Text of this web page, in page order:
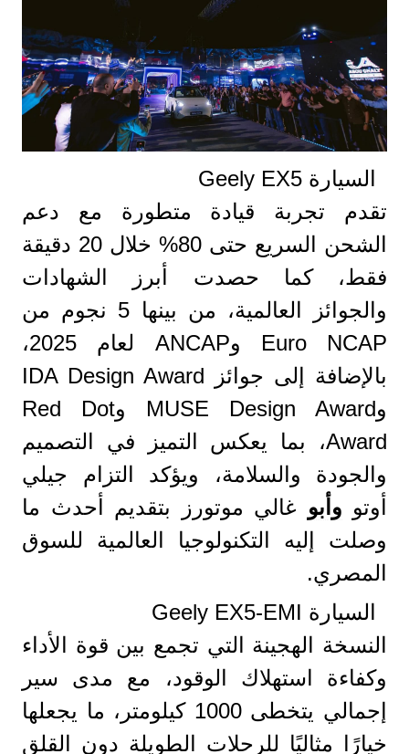
السيارة Geely EX5
تقدم تجربة قيادة متطورة مع دعم
الشحن السريع حتى 80% خلال 20 دقيقة
فقط، كما حصدت أبرز الشهادات
والجوائز العالمية، من بينها 5 نجوم من
Euro NCAP وANCAP لعام 2025،
بالإضافة إلى جوائز IDA Design Award
وMUSE Design Award وRed Dot
Award، بما يعكس التميز في التصميم
والجودة والسلامة، ويؤكد التزام جيلي
أوتو وأبو غالي موتورز بتقديم أحدث ما
وصلت إليه التكنولوجيا العالمية للسوق
المصري.
السيارة Geely EX5-EMI
النسخة الهجينة التي تجمع بين قوة الأداء
وكفاءة استهلاك الوقود، مع مدى سير
إجمالي يتخطى 1000 كيلومتر، ما يجعلها
خيارًا مثاليًا للرحلات الطويلة دون القلق